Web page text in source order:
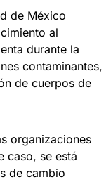
de México
al
durante la
contaminantes,
de cuerpos de
organizaciones
caso, se está
de cambio